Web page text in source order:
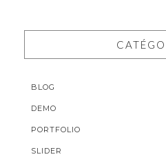
BLOG
DEMO
PORTFOLIO
SLIDER